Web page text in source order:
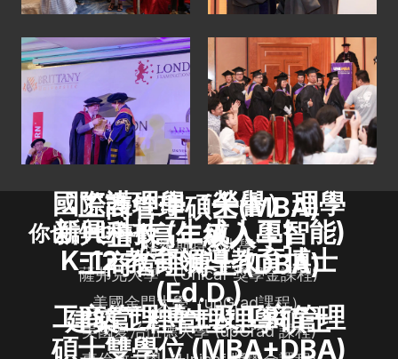
你也許也喜歡
工商管理碩士(MBA)
格羅斯特郡大學
國際護理學（榮譽）理學
士 [高年級入學]
薩弗克大學 （Unicaf 獎學金課程)
新興科技 (生成人工智能)
工商管理博士 (DBA)
美國金門大學（upGrad課程）
K-12 教育領導教育博士
(Ed.D.)
美國愛治伍德大學 (upGrad 課程)
建築工程管理理學碩士
工商管理博士及工商管理
碩士雙學位 (MBA+DBA)